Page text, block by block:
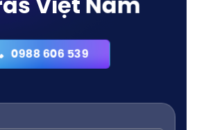
0988 606 539